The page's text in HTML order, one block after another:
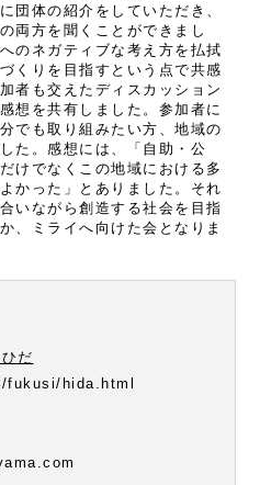
団体の紹介をしていただき、
両方を聞くことができまし
のネガティブな考え方を払拭
くりを目指すという点で共感
者も交えたディスカッション
想を共有しました。参加者に
でも取り組みたい方、地域の
た。感想には、「自助・公
けでなくこの地域における多
かった」とありました。それ
いながら創造する社会を目指
、ミライへ向けた会となりま
だ
hida.html